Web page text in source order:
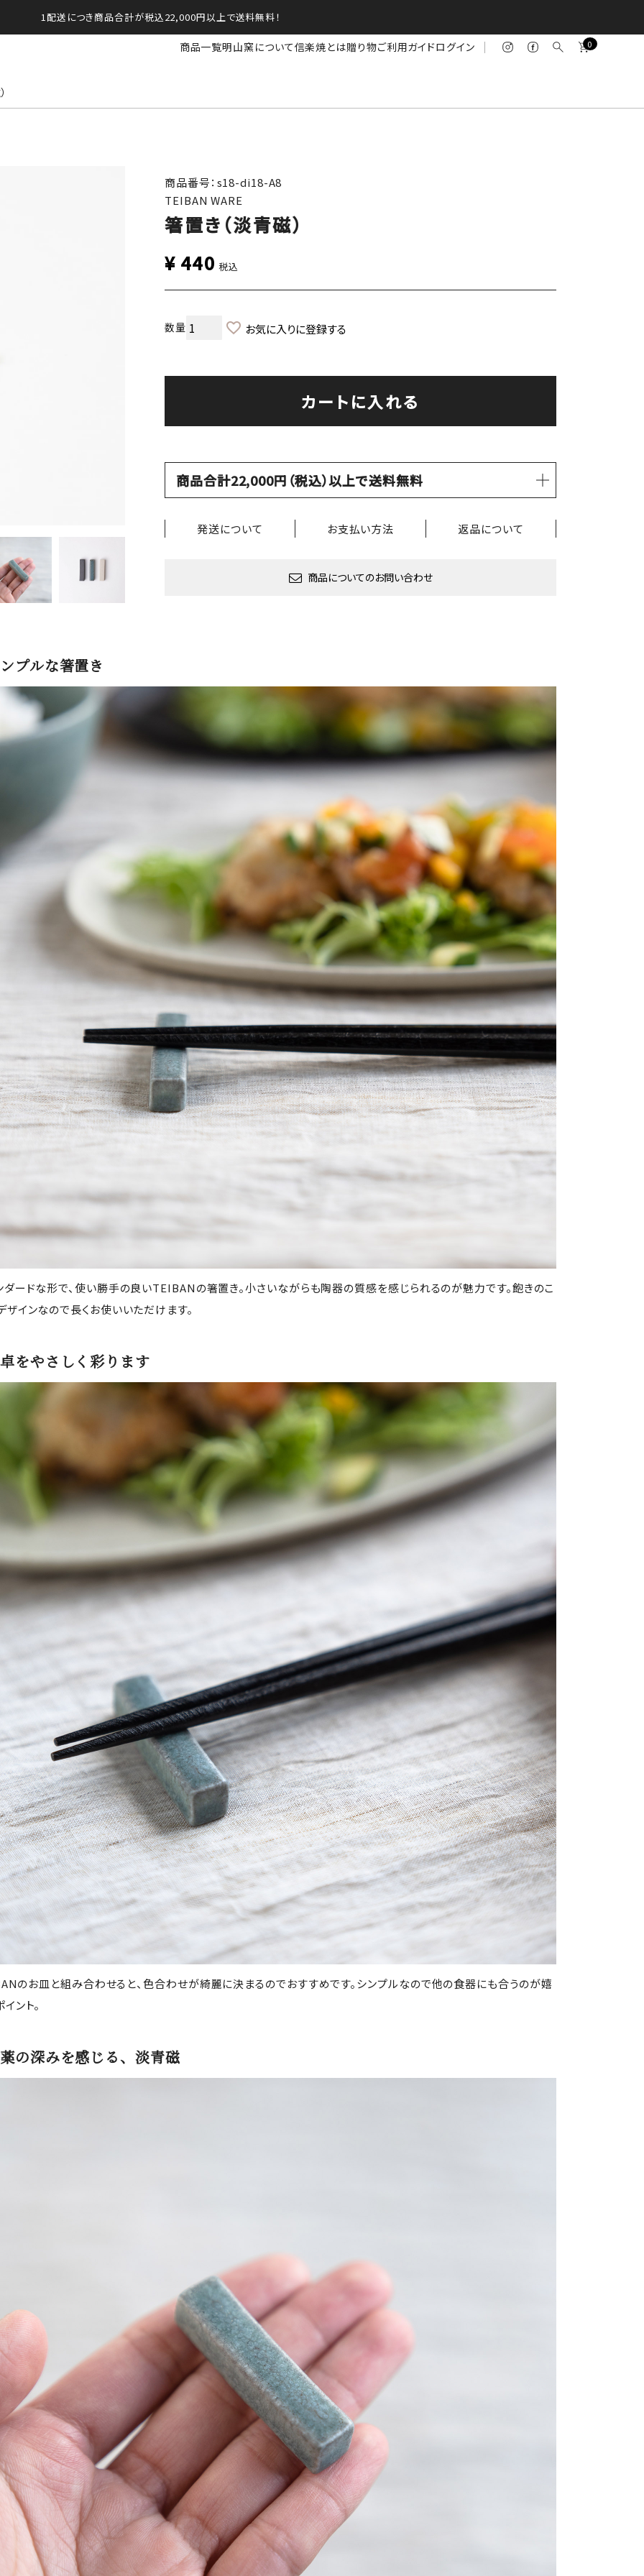
1配送につき商品合計が税込22,000円以上で送料無料！
商品一覧明山窯について信楽焼とは贈り物ご利用ガイドログイン 0
商品番号：s18-di18-A8
TEIBAN WARE
箸置き（淡青磁）
¥ 440 税込
お気に入りに登録する
カートに入れる
商品合計22,000円（税込）以上で送料無料
発送について お支払い方法 返品について
商品についてのお問い合わせ
プルな箸置き
ダードな形で、使い勝手の良いTEIBANの箸置き。小さいながらも陶器の質感を感じられるのが魅力です。飽きのこ
ザインなので長くお使いいただけます。
をやさしく彩ります
のお皿と組み合わせると、色合わせが綺麗に決まるのでおすすめです。シンプルなので他の食器にも合うのが嬉
ント。
の深みを感じる、淡青磁